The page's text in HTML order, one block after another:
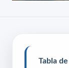
Tabla